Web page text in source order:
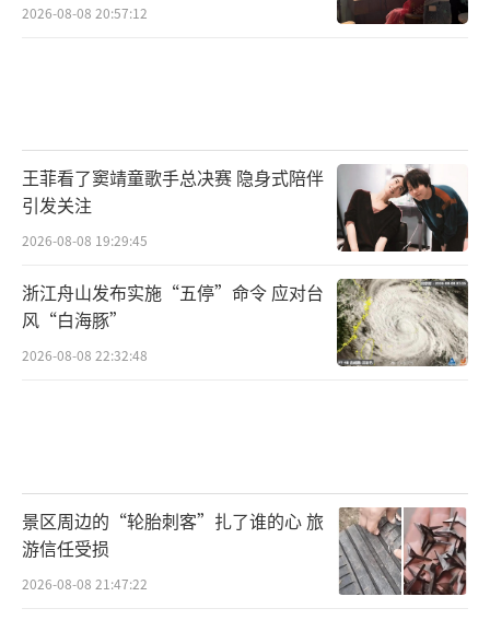
2026-08-08 20:57:12
王菲看了窦靖童歌手总决赛 隐身式陪伴
引发关注
2026-08-08 19:29:45
浙江舟山发布实施“五停”命令 应对台
风“白海豚”
2026-08-08 22:32:48
景区周边的“轮胎刺客”扎了谁的心 旅
游信任受损
2026-08-08 21:47:22